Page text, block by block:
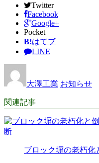
Twitter
Facebook
Google+
Pocket
B!はてブ
LINE
大澤工業 お知らせ
関連記事
ブロック塀の老朽